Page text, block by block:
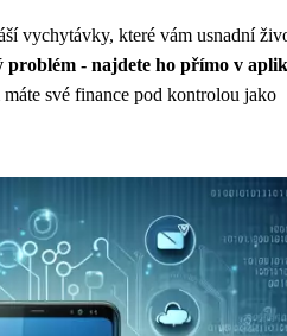
vychytávky, které vám usnadní
problém - najdete ho přímo v
své finance pod kontrolou jako